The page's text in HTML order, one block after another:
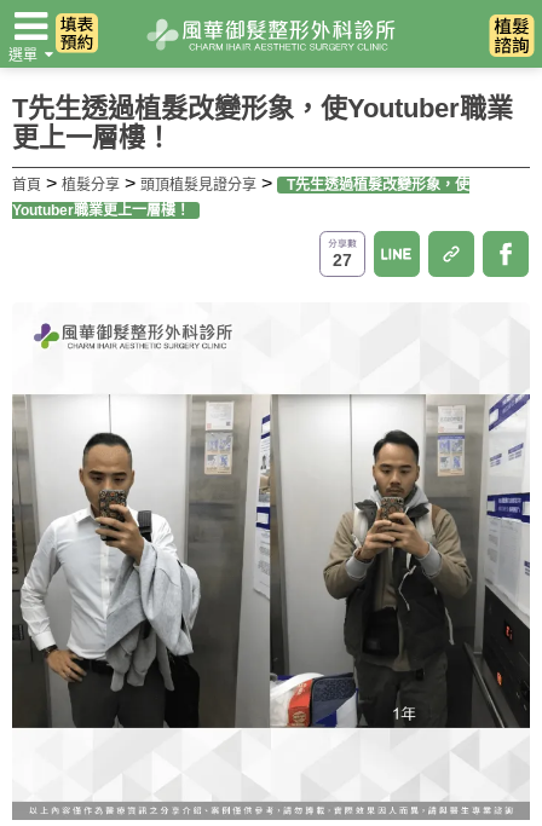
翻譯
選單
T先生透過植髮改變形象，使Youtuber職業
更上一層樓！
首頁 > 植髮分享 > 頭頂植髮見證分享 >
T先生透過植髮改變形象，使
Youtuber職業更上一層樓！
27